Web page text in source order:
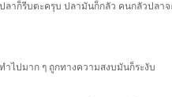
าก็รีบตะครุบ ปลามันก็กลัว คนกลัวปลา
ำไปมาก ๆ ถูกทางความสงบมันก็ระงับ